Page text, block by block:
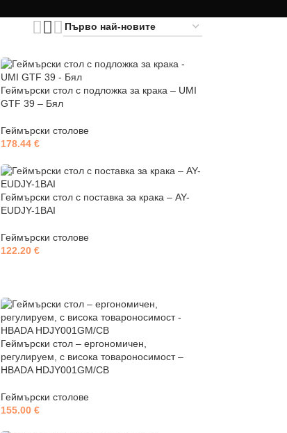
Геймърски стол с подложка за крака – UMI
GTF 39 – Бял
Геймърски столове
178.44€
Геймърски стол с поставка за крака – AY-
EUDJY-1BAI
Геймърски столове
122.20€
Геймърски стол – ергономичен,
регулируем, с висока товароносимост –
HBADA HDJY001GM/CB
Геймърски столове
155.00€